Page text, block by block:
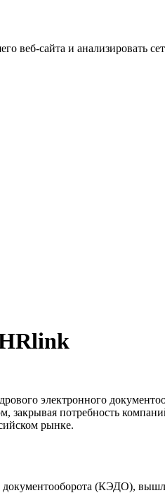
веб-сайта и анализировать
электронного
закрывая потребность
рынке.
(КЭДО),